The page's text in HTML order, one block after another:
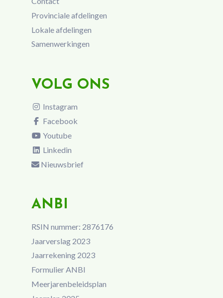
Provinciale afdelingen
Lokale afdelingen
Samenwerkingen
VOLG ONS
Instagram
Facebook
Youtube
Linkedin
Nieuwsbrief
ANBI
RSIN nummer: 2876176
Jaarverslag 2023
Jaarrekening 2023
Formulier ANBI
Meerjarenbeleidsplan